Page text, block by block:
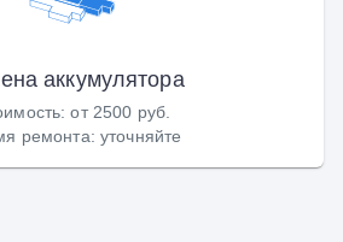
аккумулятора
:от 2500 руб.
ремонта: уточняйте